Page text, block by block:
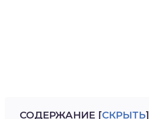
СОДЕРЖАНИЕ [СКРЫТЬ]